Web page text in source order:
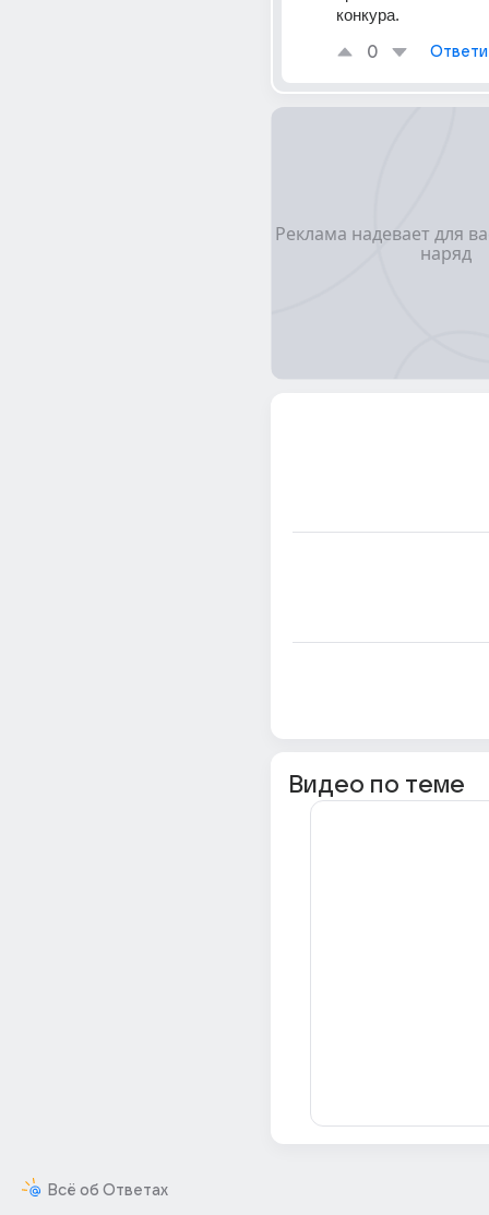
Всё об Ответах
конкура.
0
Видео по теме